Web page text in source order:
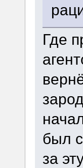
Где
был
за